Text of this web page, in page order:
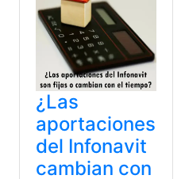
¿Las
aportaciones
del Infonavit
cambian con